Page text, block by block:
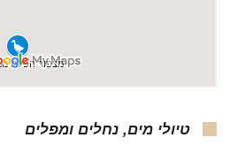
טיולי מים, נחלים ומפלים